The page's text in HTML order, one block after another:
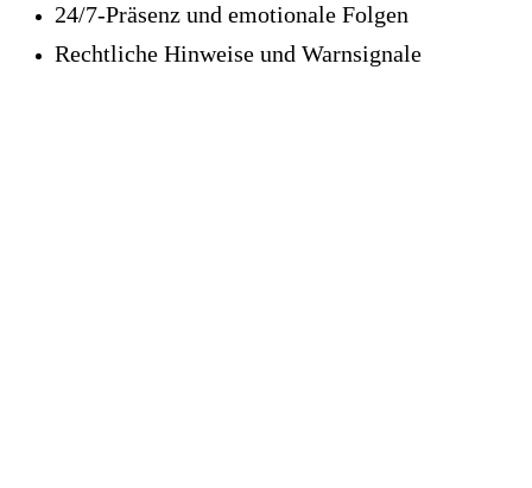
24/7-Präsenz und emotionale Folgen
Rechtliche Hinweise und Warnsignale